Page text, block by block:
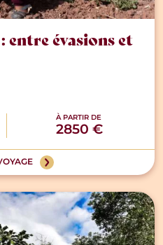
entre évasions et
À PARTIR DE
2850 €